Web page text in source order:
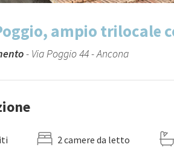
ampio trilocale
- Via Poggio 44 - Ancona
2 camere da letto